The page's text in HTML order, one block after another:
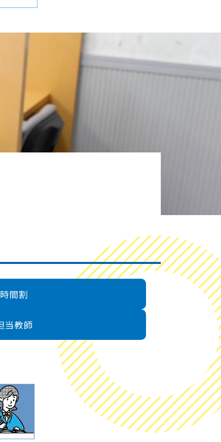
時間割
当教師